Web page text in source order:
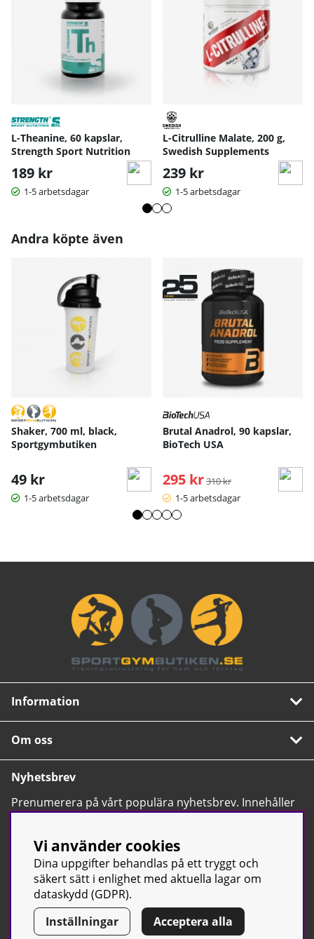
L-Theanine, 60 kapslar,
Strength Sport Nutrition
189 kr
1-5 arbetsdagar
L-Citrulline Malate, 200 g,
Swedish Supplements
239 kr
1-5 arbetsdagar
Andra köpte även
Shaker, 700 ml, black,
Sportgymbutiken
49 kr
1-5 arbetsdagar
Brutal Anadrol, 90 kapslar,
BioTech USA
295 kr Ordinarie pris:
310 kr
1-5 arbetsdagar
Information
Om oss
Nyhetsbrev
Prenumerera på vårt populära nyhetsbrev. Innehåller
tips, nyheter och våra allra bästa erbjudanden.
© Sport & Gym Butiken JTC AB | Kontakta oss| All rights reserved
| Org.nr: 556668-7058 | Tel: 0500-42 87 00
Vi använder cookies
Dina uppgifter behandlas på ett tryggt och
säkert sätt i enlighet med aktuella lagar om
dataskydd (GDPR).
Inställningar
Acceptera alla